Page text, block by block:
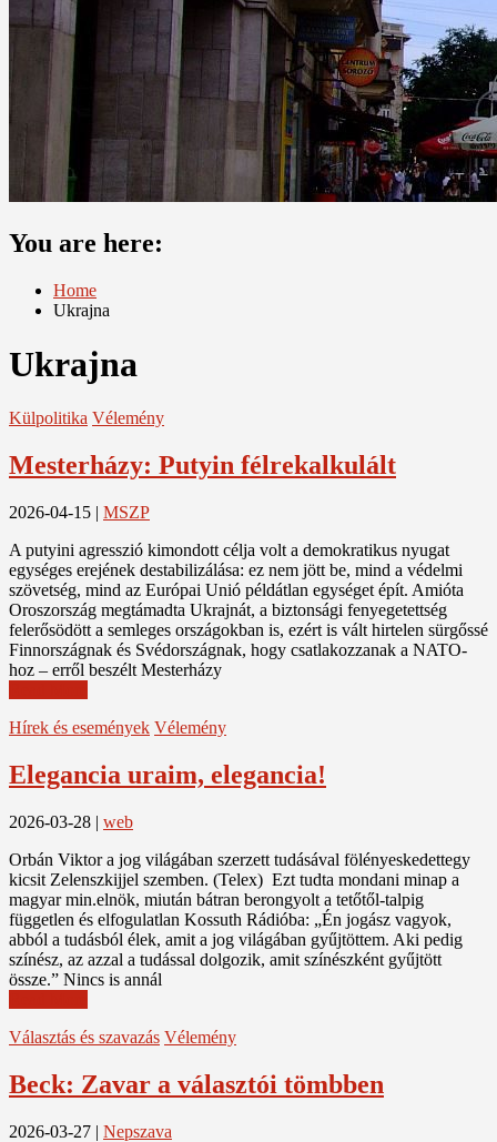
You are here:
Home
Ukrajna
Ukrajna
Külpolitika Vélemény
Mesterházy: Putyin félrekalkulált
2026-04-15 | MSZP
A putyini agresszió kimondott célja volt a demokratikus nyugat
egységes erejének destabilizálása: ez nem jött be, mind a védelmi
szövetség, mind az Európai Unió példátlan egységet épít. Amióta
Oroszország megtámadta Ukrajnát, a biztonsági fenyegetettség
felerősödött a semleges országokban is, ezért is vált hirtelen sürgőssé
Finnországnak és Svédországnak, hogy csatlakozzanak a NATO-
hoz – erről beszélt Mesterházy
Hírek és események Vélemény
Elegancia uraim, elegancia!
2026-03-28 | web
Orbán Viktor a jog világában szerzett tudásával fölényeskedettegy
kicsit Zelenszkijjel szemben. (Telex) Ezt tudta mondani minap a
magyar min.elnök, miután bátran berongyolt a tetőtől-talpig
független és elfogulatlan Kossuth Rádióba: „Én jogász vagyok,
abból a tudásból élek, amit a jog világában gyűjtöttem. Aki pedig
színész, az azzal a tudással dolgozik, amit színészként gyűjtött
össze.” Nincs is annál
Választás és szavazás Vélemény
Beck: Zavar a választói tömbben
2026-03-27 | Nepszava